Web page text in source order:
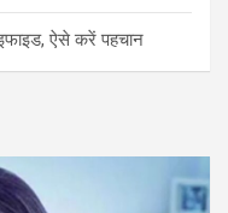
ऐसे करें पहचान